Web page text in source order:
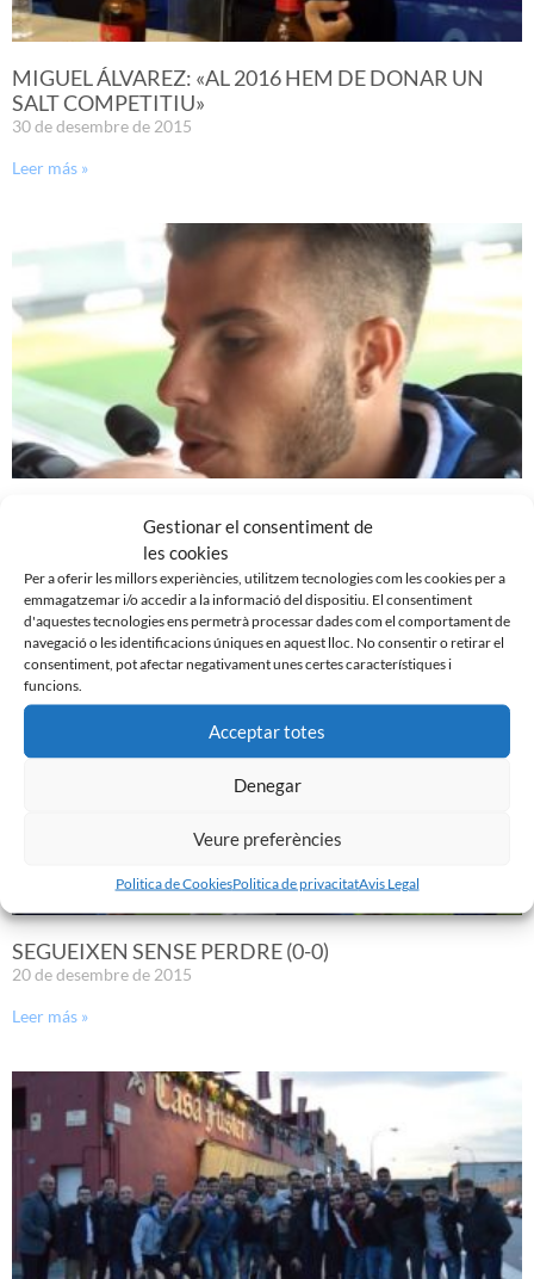
Gestionar el consentiment de
les cookies
Per a oferir les millors experiències, utilitzem tecnologies com les cookies per a
emmagatzemar i/o accedir a la informació del dispositiu. El consentiment
d'aquestes tecnologies ens permetrà processar dades com el comportament de
navegació o les identificacions úniques en aquest lloc. No consentir o retirar el
consentiment, pot afectar negativament unes certes característiques i
funcions.
Acceptar totes
Denegar
Veure preferències
Politica de CookiesPolitica de privacitatAvis Legal
MIGUEL ÁLVAREZ: «AL 2016 HEM DE DONAR UN
SALT COMPETITIU»
30 de desembre de 2015
Leer más »
REACCIONS DESPRÉS DE LA DERROTA CONTRA EL
VALENCIA MESTALLA
21 de desembre de 2015
Leer más »
SEGUEIXEN SENSE PERDRE (0-0)
20 de desembre de 2015
Leer más »